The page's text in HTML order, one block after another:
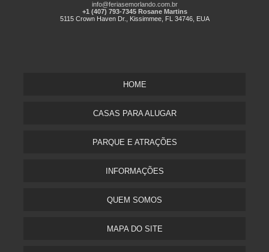
info@feriasemorlando.com.br
+1 (407) 793-7345 Rosane Martins
5115 Crown Haven Dr., Kissimmee, FL 34746, EUA
HOME
CASAS PARA ALUGAR
PARQUE E ATRAÇÕES
INFORMAÇÕES
QUEM SOMOS
MAPA DO SITE